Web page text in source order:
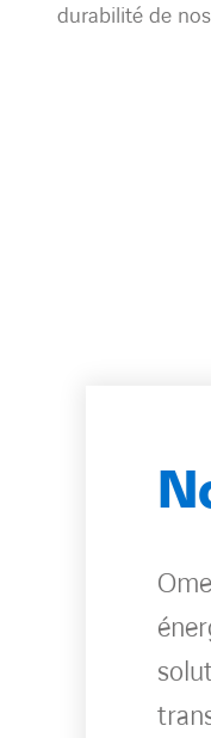
durabilité de